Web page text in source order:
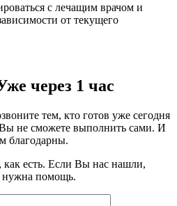
с лечащим врачом и
от текущего
через 1 час
тем, кто готов уже сегодня
Вы не сможете выполнить сами. И
благодарны.
как есть. Если Вы нас нашли,
нужна помощь.